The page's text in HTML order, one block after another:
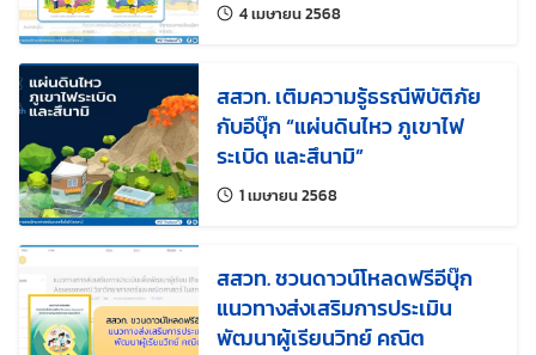
4 เมษายน 2568แก้ไขล่าสุดเมื่อ:
สสวท. เติมความรู้ธรณีพิบัติภัย
กับอีบุ๊ก “แผ่นดินไหว ภูเขาไฟ
ระเบิด และสึนามิ”
1 เมษายน 2568แก้ไขล่าสุดเมื่อ:
สสวท. ชวนดาวน์โหลดฟรีอีบุ๊ก
แนวทางส่งเสริมการประเมิน
พัฒนาผู้เรียนวิทย์ คณิต